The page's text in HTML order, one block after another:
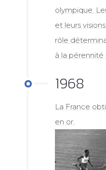
olympique.
et leurs
rôle
à la pérennité
1968
La France
en or.